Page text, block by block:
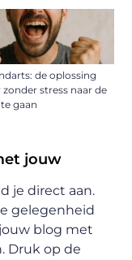
de oplossing
stress naar de
gaan
jouw
je direct aan.
gelegenheid
blog met
Druk op de